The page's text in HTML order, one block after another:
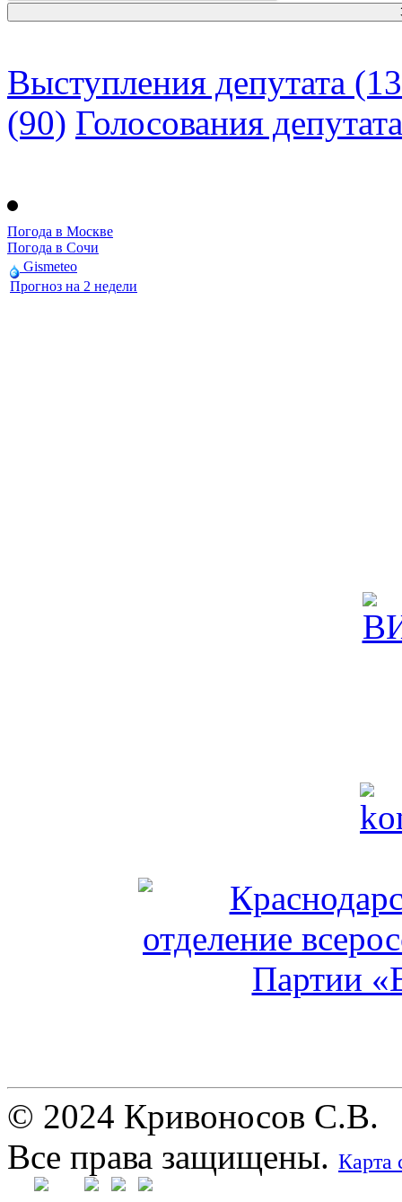
Выступления депутата
(90) Голосования депутата
Погода в Москве
Погода в Сочи
Gismeteo
Прогноз на 2 недели
© 2024 Кривоносов С.В.
Все права защищены. Карта